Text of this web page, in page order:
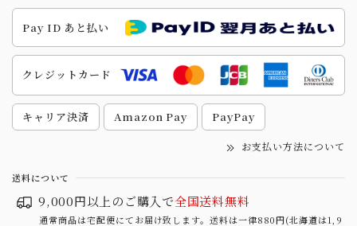
Pay ID あと払い
クレジットカード
キャリア決済 Amazon Pay PayPay
お支払い方法について
送料について
9,000円以上のご購入で全国送料無料
通常商品は宅配便にてお届け致します。送料は一律880円(北海道は1,9